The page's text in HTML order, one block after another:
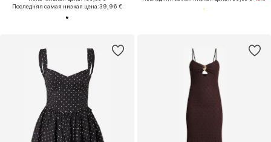
Последняя самая низкая цена:39,96 €